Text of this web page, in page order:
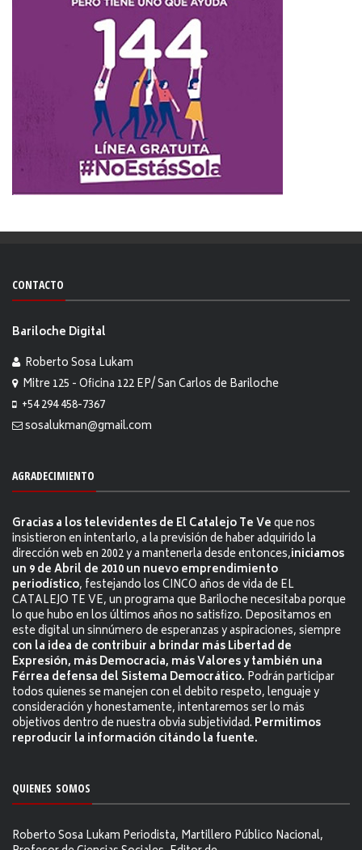
CONTACTO
Bariloche Digital
Roberto Sosa Lukam
Mitre 125 - Oficina 122 EP/ San Carlos de Bariloche
+54 294 458-7367
sosalukman@gmail.com
AGRADECIMIENTO
Gracias a los televidentes de El Catalejo Te Veque nos
insistieron en intentarlo, a la previsión de haber adquirido la
dirección web en 2002 y a mantenerla desde entonces,iniciamos
un 9 de Abril de 2010 un nuevo emprendimiento
periodístico, festejando los CINCO años de vida de EL
CATALEJO TE VE, un programa que Bariloche necesitaba porque
lo que hubo en los últimos años no satisfizo. Depositamos en
este digital un sinnúmero de esperanzas y aspiraciones, siempre
con la idea de contribuir a brindar más Libertad de
Expresión, más Democracia, más Valores y también una
Férrea defensa del Sistema Democrático. Podrán participar
todos quienes se manejen con el debito respeto, lenguaje y
consideración y honestamente, intentaremos ser lo más
objetivos dentro de nuestra obvia subjetividad. Permitimos
reproducir la información citándo la fuente.
QUIENES SOMOS
Roberto Sosa Lukam Periodista, Martillero Público Nacional,